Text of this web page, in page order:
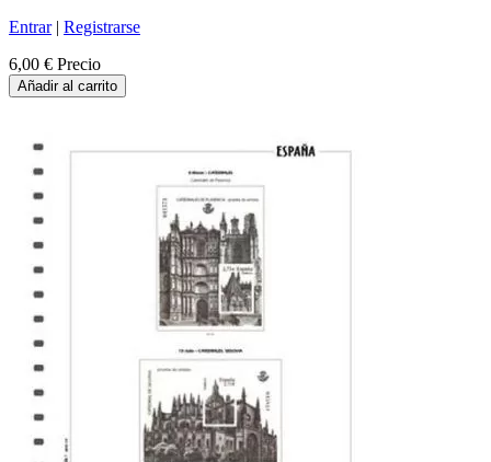
Entrar| Registrarse
6,00 € Precio
Añadir al carrito